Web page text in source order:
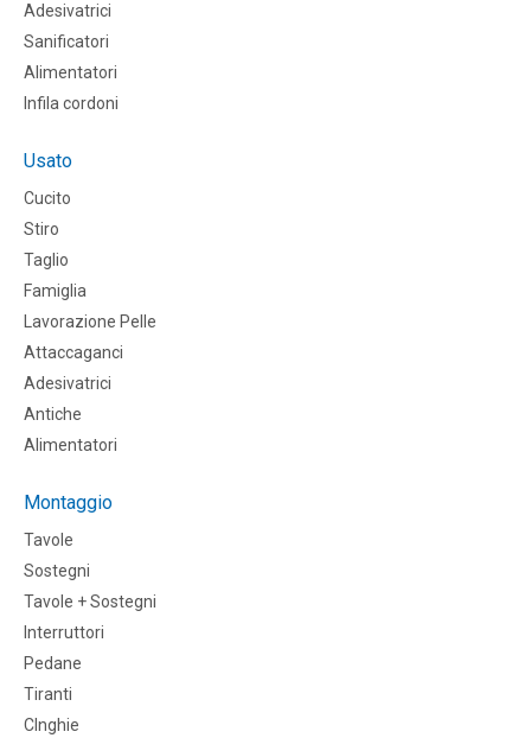
Adesivatrici
Sanificatori
Alimentatori
Infila cordoni
Usato
Cucito
Stiro
Taglio
Famiglia
Lavorazione Pelle
Attaccaganci
Adesivatrici
Antiche
Alimentatori
Montaggio
Tavole
Sostegni
Tavole + Sostegni
Interruttori
Pedane
Tiranti
CInghie